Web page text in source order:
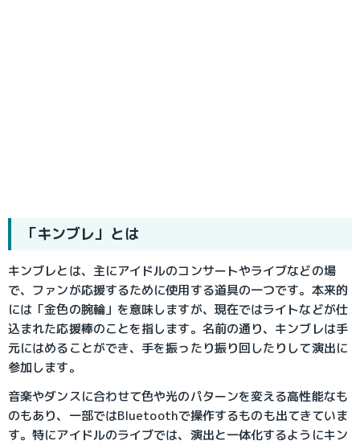
「キンブレ」とは
キンブレとは、主にアイドルのコンサートやライブなどの場
で、ファンが応援するために使用する道具の一つです。本来的
には「金色の腕輪」を意味しますが、現在ではライトなどが仕
込まれた応援棒のことを指します。名前の通り、キンブレは手
元にはめることができ、手を振ったり振り回したりして演出に
参加します。
音楽やダンスに合わせて色や光のパターンを変える高性能なも
のもあり、一部ではBluetoothで操作するものも出てきていま
す。特にアイドルのライブでは、演出と一体化するようにキン